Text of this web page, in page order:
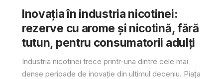
Inovația în industria nicotinei:
rezerve cu arome și nicotină, fără
tutun, pentru consumatorii adulți
Industria nicotinei trece printr-una dintre cele mai
dense perioade de inovație din ultimul deceniu. Piața